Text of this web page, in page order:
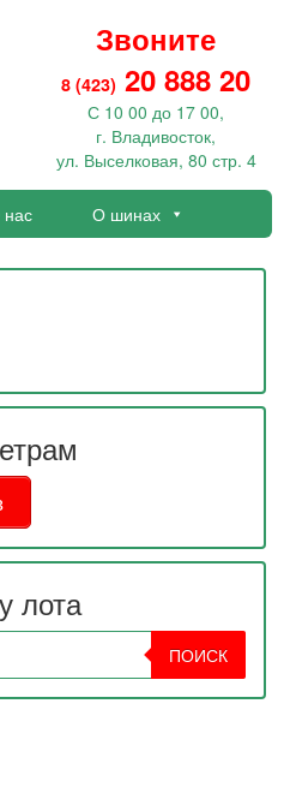
Звоните
8 (423) 20 888 20
С 10 00 до 17 00,
г. Владивосток,
ул. Выселковая, 80 стр. 4
О шинах
лота
ПОИСК